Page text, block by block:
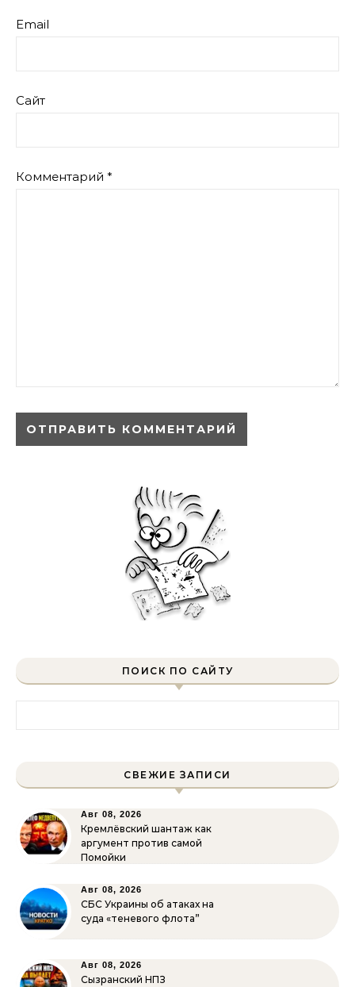
Email
Сайт
Комментарий *
ПОИСК ПО САЙТУ
СВЕЖИЕ ЗАПИСИ
Авг 08, 2026
Кремлёвский шантаж как
аргумент против самой
Помойки
Авг 08, 2026
СБС Украины об атаках на
суда «теневого флота”
Авг 08, 2026
Сызранский НПЗ